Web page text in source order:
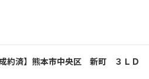
成約済】熊本市中央区 新町 ３ＬＤ